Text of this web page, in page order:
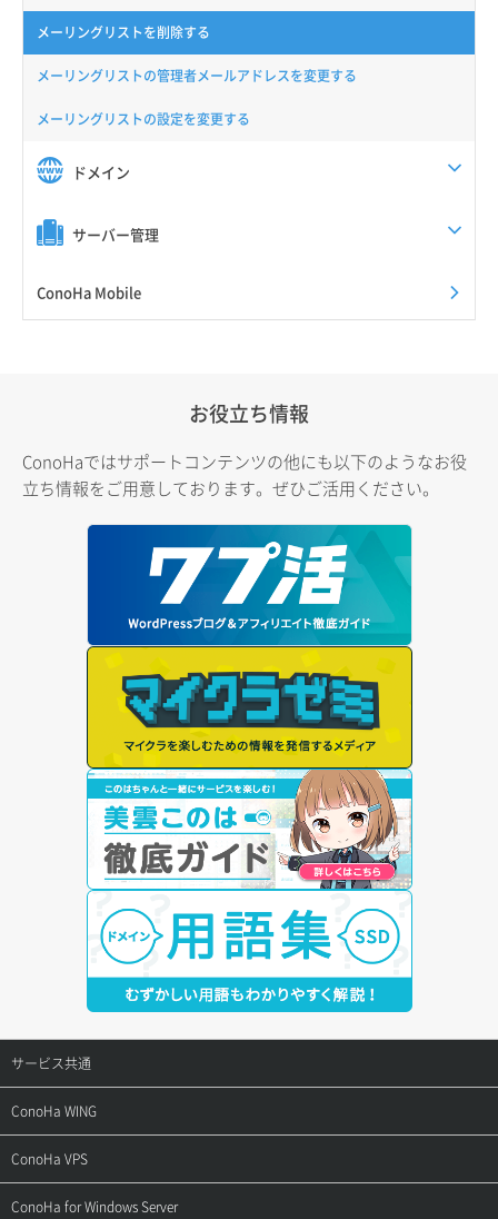
メーリングリストを削除する
メーリングリストの管理者メールアドレスを変更する
メーリングリストの設定を変更する
ドメイン
サーバー管理
ConoHa Mobile
お役立ち情報
ConoHaではサポートコンテンツの他にも以下のようなお役
立ち情報をご用意しております。ぜひご活用ください。
サービス共通
サポートトップ
ご契約・お支払い
ConoHa WING
サポートトップ
ご利用ガイド
ConoHa VPS
サポートトップ
ConoHa for Windows Server